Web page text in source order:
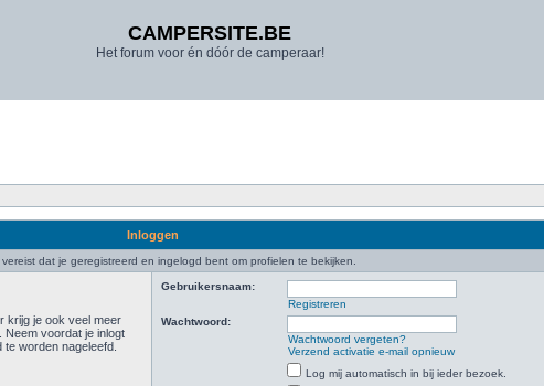
CAMPERSITE.BE
Het forum voor én dóór de camperaar!
Inloggen
dat je geregistreerd en ingelogd bent om profielen te bekijken.
krijg je ook veel meer
voordat je inlogt
worden nageleefd.
Gebruikersnaam:
Registreren
Wachtwoord:
Wachtwoord vergeten?
Verzend activatie e-mail opnieuw
Log mij automatisch in bij ieder bezoek.